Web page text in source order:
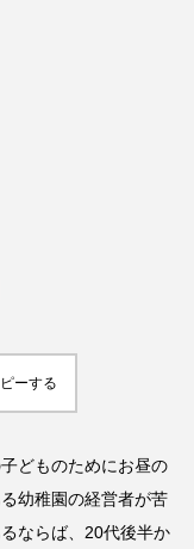
ーする
どものためにお昼の
幼稚園の経営者が苦
ならば、20代後半か